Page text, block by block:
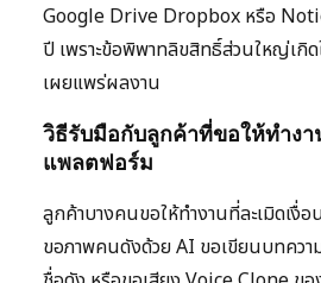
Google Drive Dropbox หรือ
ปี เพราะข้อพิพาทลิขสิทธิ์ส่วนใหญ่เกิ
เผยแพร่ผลงาน
วิธีรับมือกับลูกค้าที่ขอให้ทำงา
แพลตฟอร์ม
ลูกค้าบางคนขอให้ทำงานที่ละเมิดเงื่
ขอภาพคนดังด้วย AI ขอเขียนบทคว